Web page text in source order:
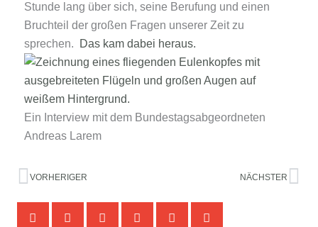
Stunde lang über sich, seine Berufung und einen
Bruchteil der großen Fragen unserer Zeit zu
sprechen.
Das kam dabei heraus.
Ein Interview mit dem Bundestagsabgeordneten
Andreas Larem
Zurück
VORHERIGER NÄCHSTER